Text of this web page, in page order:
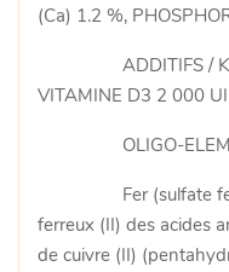
(Ca) 1.2 %,
ADDITIFS /
VITAMINE D3 2 000
OLIGO-
Fer (sulfate
ferreux (II) des acides
de cuivre (II)